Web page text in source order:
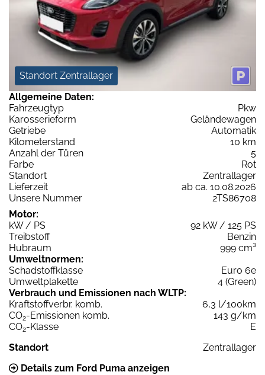
Standort Zentrallager
Allgemeine Daten:
Fahrzeugtyp
Pkw
Karosserieform
Geländewagen
Getriebe
Automatik
Kilometerstand
10 km
Anzahl der Türen
5
Farbe
Rot
Standort
Zentrallager
Lieferzeit
ab ca. 10.08.2026
Unsere Nummer
2TS86708
Motor:
kW / PS
92 kW / 125 PS
Treibstoff
Benzin
Hubraum
999 cm³
Umweltnormen:
Schadstoffklasse
Euro 6e
Umweltplakette
4 (Green)
Verbrauch und Emissionen nach WLTP:
Kraftstoffverbr. komb.
6,3 l/100km
CO2-Emissionen komb.
143 g/km
CO2-Klasse
E
Standort
Zentrallager
Details zum Ford Puma anzeigen